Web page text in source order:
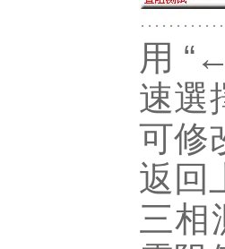
用
速選
可修
返回
三相